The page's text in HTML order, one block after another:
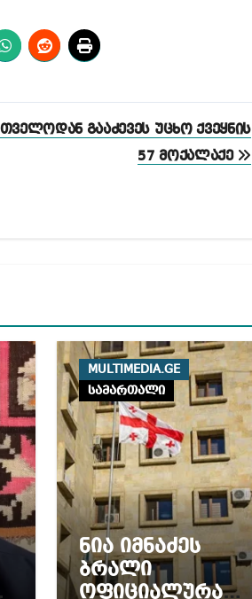
გააძევეს უცხო ქვეყნის
57 მოქალაქე
MULTIMEDIA.GE
სამართალი
ნია იმნაძეს
ბრალი
ოფიციალურად